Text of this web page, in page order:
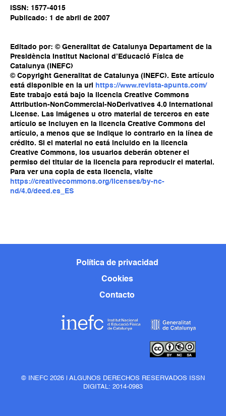
ISSN: 1577-4015
Publicado: 1 de abril de 2007
Editado por: © Generalitat de Catalunya Departament de la
Presidència Institut Nacional d’Educació Física de
Catalunya (INEFC)
© Copyright Generalitat de Catalunya (INEFC). Este artículo
está disponible en la url
https://www.revista-apunts.com/
Este trabajo está bajo la licencia Creative Commons
Attribution-NonCommercial-NoDerivatives 4.0 International
License. Las imágenes u otro material de terceros en este
artículo se incluyen en la licencia Creative Commons del
artículo, a menos que se indique lo contrario en la línea de
crédito. Si el material no está incluido en la licencia
Creative Commons, los usuarios deberán obtener el
permiso del titular de la licencia para reproducir el material.
Para ver una copia de esta licencia, visite
https://creativecommons.org/licenses/by-nc-
nd/4.0/deed.es_ES
Política de privacidad
Cookies
Contacto
© INEFC 2026 | ALGUNOS DERECHOS RESERVADOS ISSN
DIGITAL: 2014-0983